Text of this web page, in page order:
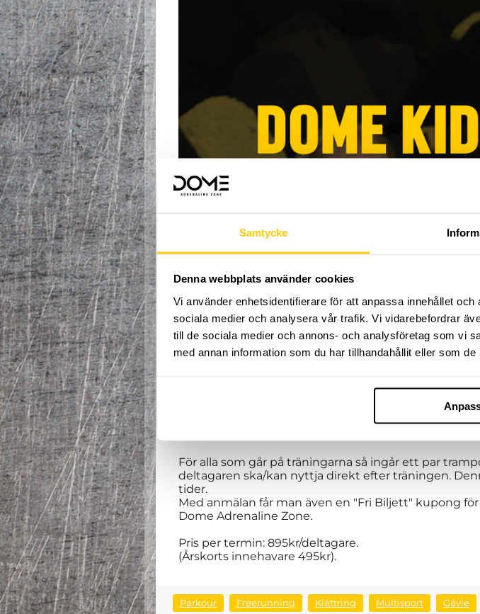
Samtycke
Denna webbplats använder cookies
Vi använder enhetsidentifierare för att anpassa innehållet
sociala medier och analysera vår trafik. Vi vidarebefordrar
till de sociala medier och annons- och analysföretag som vi
med annan information som du har tillhandahållit eller som
Hej och välkomna till höstterminens andra del på
Välkommen till en ny termin med organiserad
grupp har Multisportinriktning där ditt barn får lära
Alla mellan 6 – 7 år är välkomna att delta. Höstens
För alla som går på träningarna så ingår ett par
deltagaren ska/kan nyttja direkt efter träningen.
tider.
Med anmälan får man även en "Fri Biljett" kupong
Dome Adrenaline Zone.
Pris per termin: 895kr/deltagare.
(Årskorts innehavare 495kr).
Parkour Freerunning Klättring Multisport Gävle